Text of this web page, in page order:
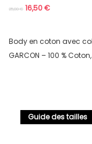
25,00€ 16,50€
Body en coton avec col
GARCON – 100 %
Guide des tailles